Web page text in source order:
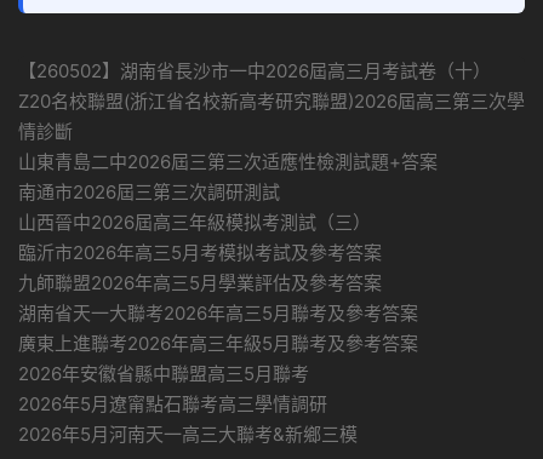
【260502】湖南省長沙市一中2026屆高三月考試卷（十）
Z20名校聯盟(浙江省名校新高考研究聯盟)2026屆高三第三次學
情診斷
山東青島二中2026屆三第三次适應性檢測試題+答案
南通市2026屆三第三次調研測試
山西晉中2026屆高三年級模拟考測試（三）
臨沂市2026年高三5月考模拟考試及參考答案
九師聯盟2026年高三5月學業評估及參考答案
湖南省天一大聯考2026年高三5月聯考及參考答案
廣東上進聯考2026年高三年級5月聯考及參考答案
2026年安徽省縣中聯盟高三5月聯考
2026年5月遼甯點石聯考高三學情調研
2026年5月河南天一高三大聯考&新鄉三模